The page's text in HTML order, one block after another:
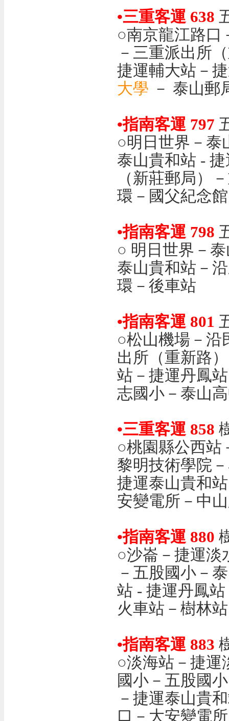
•三重客運 638
○南京龍江路口
－三重派出所
捷運輔大站－
大學 － 泰山
•指南客運 797
○明日世界－泰
泰山貴和站 -
（新莊郵局）
環－國父紀念
•指南客運 798
○ 明日世界－
泰山貴和站－
環－後車站
•指南客運 801
○松山機場－沿
出所（重新路
站－捷運丹鳳
志國小－泰山
•三重客運 858
○桃園縣公西站
黎明技術學院
捷運泰山貴和
安變電所－中
•指南客運 880
○沙崙－捷運淡
－五股國小－
站 - 捷運丹鳳
火車站－樹林
•指南客運 883
○淡海站－捷運
國小－五股國
－捷運泰山貴
口－大安變電